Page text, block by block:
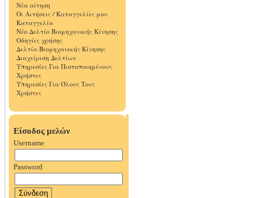
Νέα αίτηση
Οι Αιτήσεις / Καταγγελίες μου
Καταγγελία
Νέο Δελτίο Βιομηχανικής Κίνησης
Οδηγίες χρήσης
Δελτία Βιομηχανικής Κίνησης
Διαχείριση Δελτίων
Υπηρεσίες Για Πιστοποιημένους
Χρήστες
Υπηρεσίες Για Όλους Τους
Χρήστες